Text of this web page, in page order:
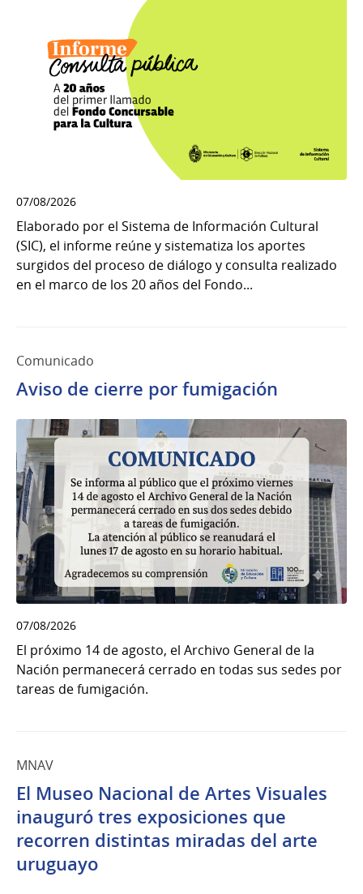
07/08/2026
Elaborado por el Sistema de Información Cultural
(SIC), el informe reúne y sistematiza los aportes
surgidos del proceso de diálogo y consulta realizado
en el marco de los 20 años del Fondo...
Comunicado
Aviso de cierre por fumigación
07/08/2026
El próximo 14 de agosto, el Archivo General de la
Nación permanecerá cerrado en todas sus sedes por
tareas de fumigación.
MNAV
El Museo Nacional de Artes Visuales
inauguró tres exposiciones que
recorren distintas miradas del arte
uruguayo